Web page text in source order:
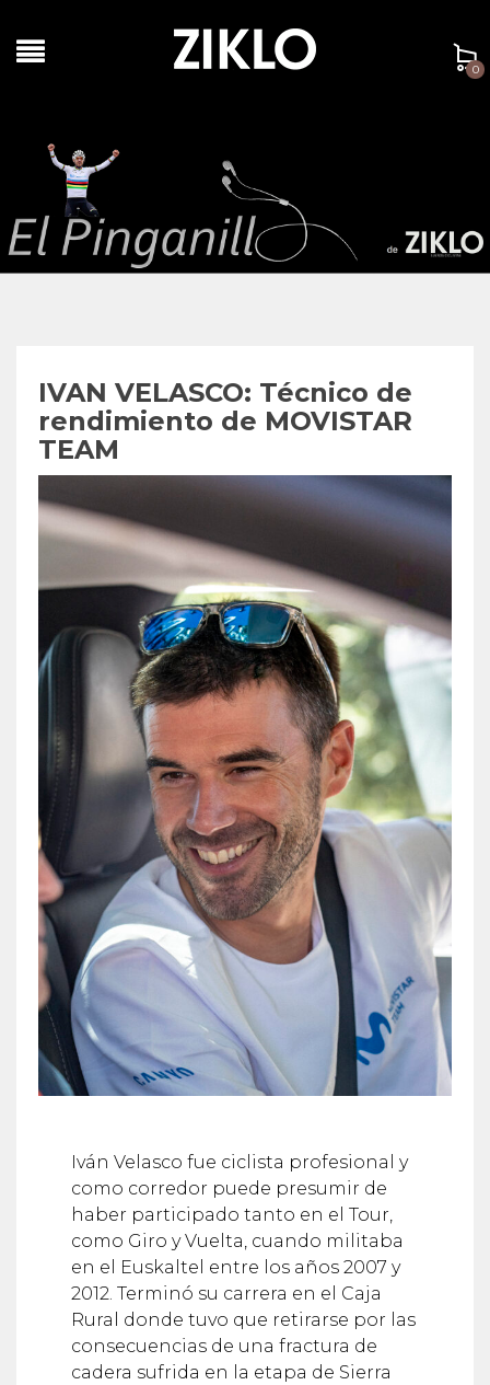
0
IVAN VELASCO: Técnico de
rendimiento de MOVISTAR
TEAM
Iván Velasco fue ciclista profesional y
como corredor puede presumir de
haber participado tanto en el Tour,
como Giro y Vuelta, cuando militaba
en el Euskaltel entre los años 2007 y
2012. Terminó su carrera en el Caja
Rural donde tuvo que retirarse por las
consecuencias de una fractura de
cadera sufrida en la etapa de Sierra